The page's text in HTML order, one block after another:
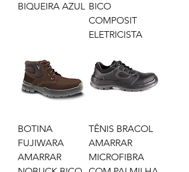
BIQUEIRA AZUL BICO
COMPOSIT
ELETRICISTA
BOTINA
FUJIWARA
AMARRAR
TÊNIS BRACOL
AMARRAR
MICROFIBRA